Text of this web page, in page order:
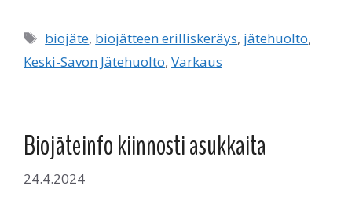
Avainsanat
biojäte, biojätteen erilliskeräys, jätehuolto,
Keski-Savon Jätehuolto, Varkaus
Biojäteinfo kiinnosti asukkaita
24.4.2024